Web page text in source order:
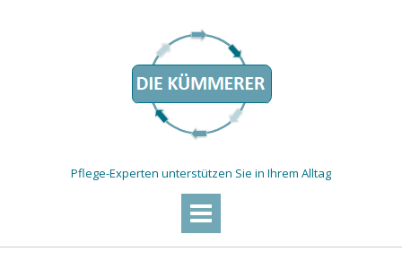
Pflege-Experten unterstützen Sie in Ihrem Alltag